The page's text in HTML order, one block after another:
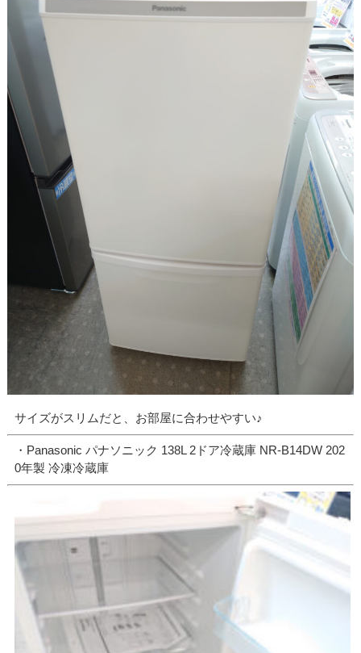
サイズがスリムだと、お部屋に合わせやすい♪
・Panasonic パナソニック 138L 2ドア冷蔵庫 NR-B14DW 202
0年製 冷凍冷蔵庫